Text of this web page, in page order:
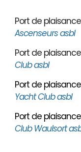
Port de
Ascenseurs asbl
Port de
Club asbl
Port de
Yacht Club asbl
Port de
Club Waulsort